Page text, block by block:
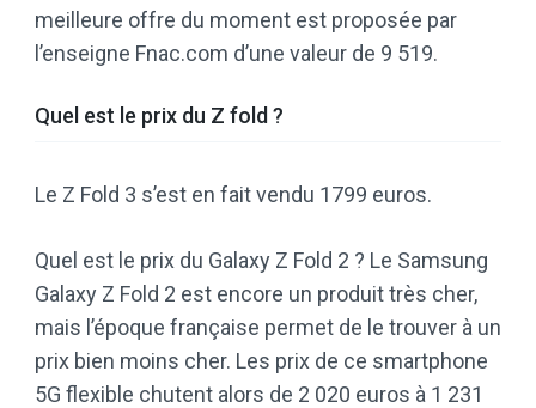
meilleure offre du moment est proposée par
l’enseigne Fnac.com d’une valeur de 9 519.
Quel est le prix du Z fold ?
Le Z Fold 3 s’est en fait vendu 1799 euros.
Quel est le prix du Galaxy Z Fold 2 ? Le Samsung
Galaxy Z Fold 2 est encore un produit très cher,
mais l’époque française permet de le trouver à un
prix bien moins cher. Les prix de ce smartphone
5G flexible chutent alors de 2 020 euros à 1 231